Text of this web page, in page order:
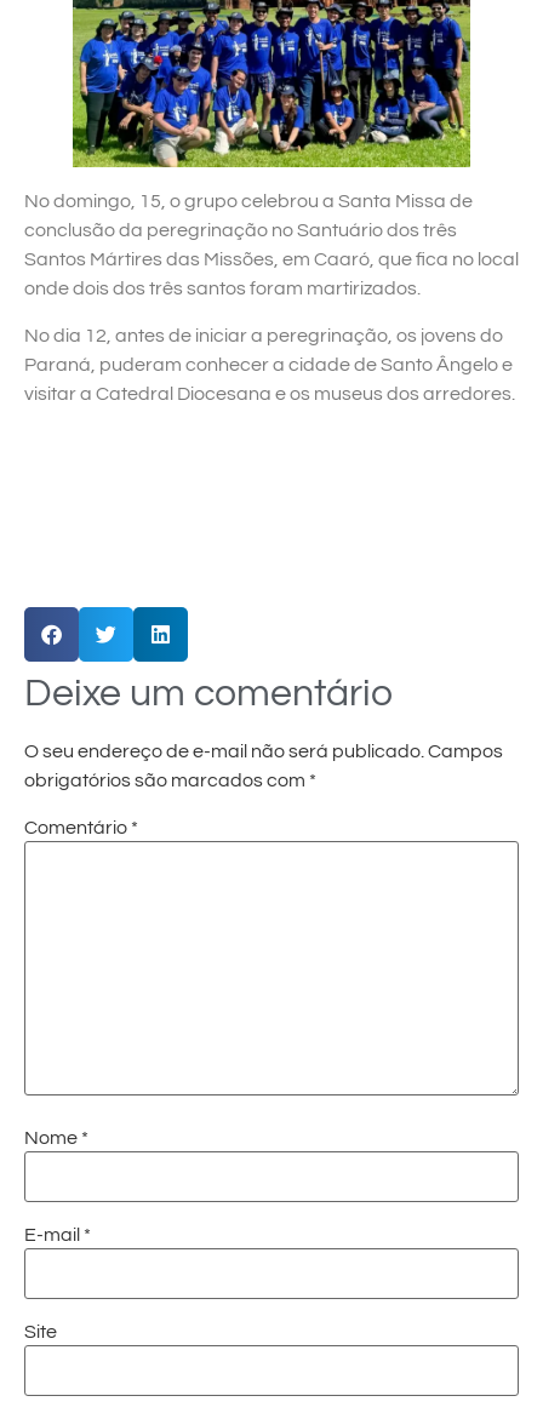
No domingo, 15, o grupo celebrou a Santa Missa de
conclusão da peregrinação no Santuário dos três
Santos Mártires das Missões, em Caaró, que fica no local
onde dois dos três santos foram martirizados.
No dia 12, antes de iniciar a peregrinação, os jovens do
Paraná, puderam conhecer a cidade de Santo Ângelo e
visitar a Catedral Diocesana e os museus dos arredores.
Deixe um comentário
O seu endereço de e-mail não será publicado. Campos
obrigatórios são marcados com *
Comentário *
Nome *
E-mail *
Site